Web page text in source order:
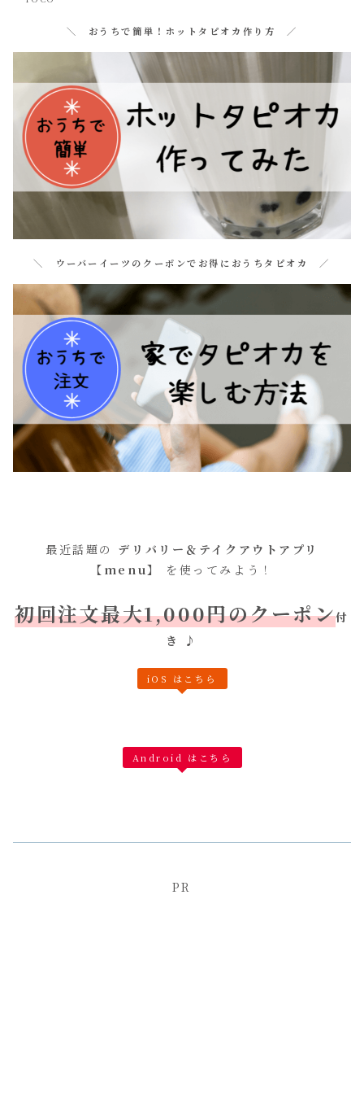
＼ おうちで簡単！ホットタピオカ作り方 ／
＼ ウーバーイーツのクーポンでお得におうちタピオカ ／
最近話題の デリバリー＆テイクアウトアプリ
【menu】
を使ってみよう！
初回注文最大1,000円のクーポン付
き
♪
iOS はこちら
Android はこちら
PR